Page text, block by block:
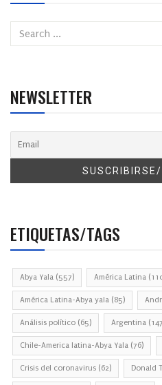
NEWSLETTER
ETIQUETAS/TAGS
Abya Yala (557) América Latina
América Latina-Abya yala (85)
Análisis político (65) Argentina
Chile-America latina-Abya Yala (76)
Crisis del coronavirus (62) Donald